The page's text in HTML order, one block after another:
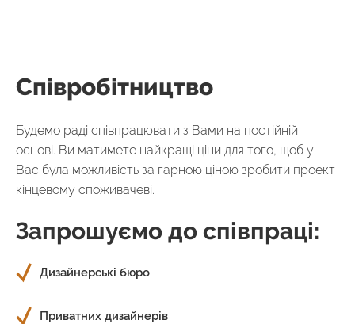
Співробітництво
Будемо раді співпрацювати з Вами на постійній
основі. Ви матимете найкращі ціни для того, щоб у
Вас була можливість за гарною ціною зробити проект
кінцевому споживачеві.
Запрошуємо до співпраці:
Дизайнерські бюро
Приватних дизайнерів